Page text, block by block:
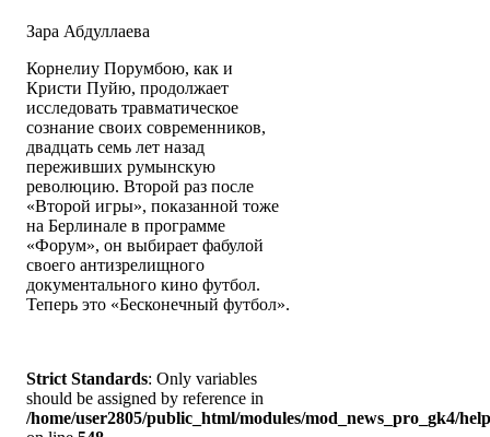
Зара Абдуллаева
Корнелиу Порумбою, как и
Кристи Пуйю, продолжает
исследовать травматическое
сознание своих современников,
двадцать семь лет назад
переживших румынскую
революцию. Второй раз после
«Второй игры», показанной тоже
на Берлинале в программе
«Форум», он выбирает фабулой
своего антизрелищного
документального кино футбол.
Теперь это «Бесконечный футбол».
Strict Standards: Only variables
should be assigned by reference in
/home/user2805/public_html/modules/mod_news_pro_gk4/